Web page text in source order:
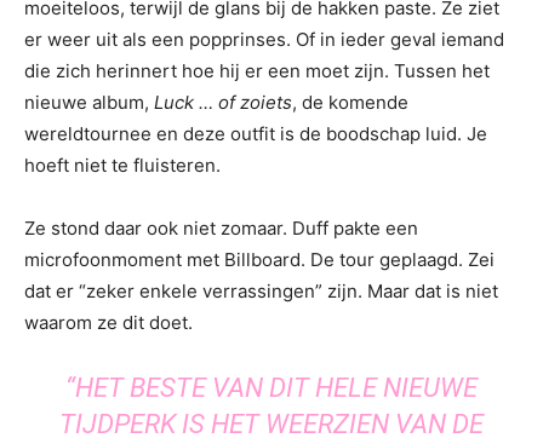
moeiteloos, terwijl de glans bij de hakken paste. Ze ziet
er weer uit als een popprinses. Of in ieder geval iemand
die zich herinnert hoe hij er een moet zijn. Tussen het
nieuwe album, Luck … of zoiets, de komende
wereldtournee en deze outfit is de boodschap luid. Je
hoeft niet te fluisteren.
Ze stond daar ook niet zomaar. Duff pakte een
microfoonmoment met Billboard. De tour geplaagd. Zei
dat er “zeker enkele verrassingen” zijn. Maar dat is niet
waarom ze dit doet.
“HET BESTE VAN DIT HELE NIEUWE
TIJDPERK IS HET WEERZIEN VAN DE